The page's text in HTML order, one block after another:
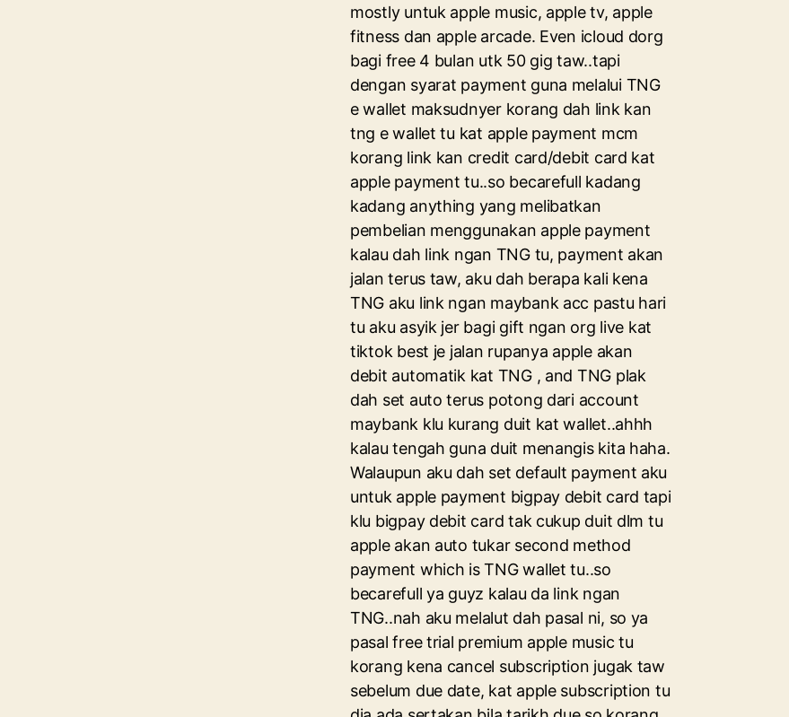
mostly untuk apple music, apple tv, apple
fitness dan apple arcade. Even icloud dorg
bagi free 4 bulan utk 50 gig taw..tapi
dengan syarat payment guna melalui TNG
e wallet maksudnyer korang dah link kan
tng e wallet tu kat apple payment mcm
korang link kan credit card/debit card kat
apple payment tu..so becarefull kadang
kadang anything yang melibatkan
pembelian menggunakan apple payment
kalau dah link ngan TNG tu, payment akan
jalan terus taw, aku dah berapa kali kena
TNG aku link ngan maybank acc pastu hari
tu aku asyik jer bagi gift ngan org live kat
tiktok best je jalan rupanya apple akan
debit automatik kat TNG , and TNG plak
dah set auto terus potong dari account
maybank klu kurang duit kat wallet..ahhh
kalau tengah guna duit menangis kita haha.
Walaupun aku dah set default payment aku
untuk apple payment bigpay debit card tapi
klu bigpay debit card tak cukup duit dlm tu
apple akan auto tukar second method
payment which is TNG wallet tu..so
becarefull ya guyz kalau da link ngan
TNG..nah aku melalut dah pasal ni, so ya
pasal free trial premium apple music tu
korang kena cancel subscription jugak taw
sebelum due date, kat apple subscription tu